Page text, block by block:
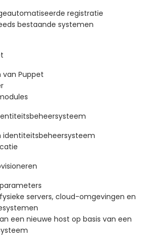
registratie
bestaande systemen
van Puppet
identiteitsbeheersysteem
servers, cloud-omgevingen en
een nieuwe host op basis van een